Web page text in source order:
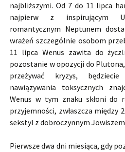
najbliższymi. Od 7 do 11 lipca
najpierw z inspirującym
romantycznym Neptunem
wrażeń szczególnie osobom
11 lipca Wenus zawita do
pozostanie w opozycji do
przeżywać kryzys,
nawiązywania toksycznych
Wenus w tym znaku skłoni do
przyjemności, zwłaszcza między
sekstyl z dobroczynnym
Pierwsze dwa dni miesiąca, gdy